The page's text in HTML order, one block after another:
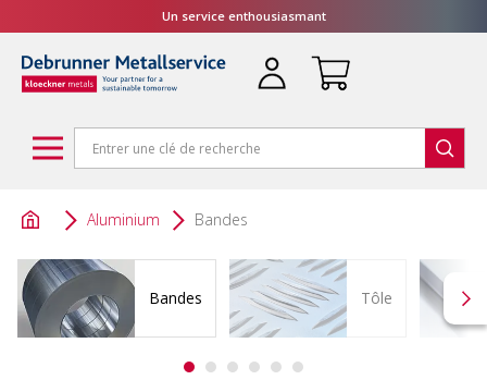
Un service enthousiasmant
Aluminium Bandes
Bandes Tôle